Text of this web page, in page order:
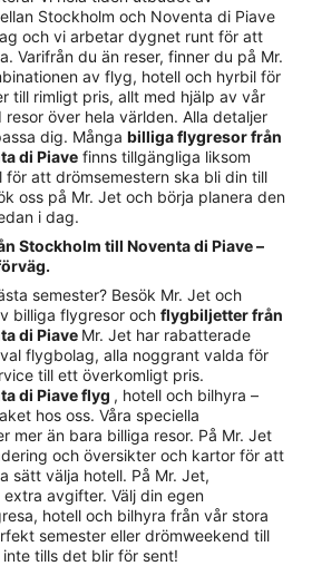
Stockholm och Noventa di Piave
och vi arbetar dygnet runt för att
Varifrån du än reser, finner du på Mr.
av flyg, hotell och hyrbil för
till rimligt pris, allt med hjälp av vår
över hela världen. Alla detaljer
dig. Många billiga flygresor från
di Piave finns tillgängliga liksom
för att drömsemestern ska bli din till
oss på Mr. Jet och börja planera den
i dag.
Stockholm till Noventa di Piave –
semester? Besök Mr. Jet och
billiga flygresor och flygbiljetter från
di Piave Mr. Jet har rabatterade
flygbolag, alla noggrant valda för
till ett överkomligt pris.
di Piave flyg , hotell och bilhyra –
hos oss. Våra speciella
mer än bara billiga resor. På Mr. Jet
och översikter och kartor för att
sätt välja hotell. På Mr. Jet,
avgifter. Välj din egen
hotell och bilhyra från vår stora
semester eller drömweekend till
tills det blir för sent!